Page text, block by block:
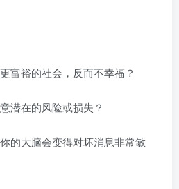
富裕的社会，反而不幸福？
潜在的风险或损失？
的大脑会变得对坏消息非常敏